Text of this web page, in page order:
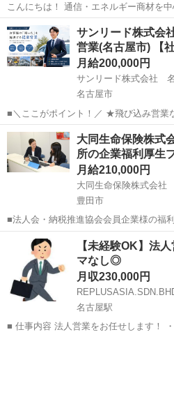
こんにちは！ 通信・エネルギー商材を
Attrape-Reve（アトラップレーヴ）】です。 今回は【蓄電池の
営業スタッフ】を大募集！ ⸻ 📌【お仕事内容】 ルートで蓄電池の
ご案内を行っ...
愛知 名古屋市 名古屋城駅
サンリード株式会
営業(名古屋市) 【
月給200,000円
サンリード株式会社
名古屋市
■＼ここがポイント！／ ★飛び込み営業なし！ ★年間休日123日！ ★
土日祝休み！ ★残業ほぼなし！定時退
績3.3ヶ月分） ★既存のお客様中心のルート営業！ ～
～・～・～・～・...
愛知 名古屋市 代理店営業
大同生命保険株
所の企業福利厚生
月給210,000円
大同生命保険株式会
豊田市
■法人会・納税推進協会会員企業様の福
きなどをお任せします。 家庭訪問では
と出向き、当社のお薦めするプランの
問や知人・友人への保険勧誘は一切あ...
愛知 豊田市 代理店営業
【未経験OK】法
マなし◎
月収230,000円
名古屋駅
■ 仕事内容 法人営業をお任せします！ ・新規企業への提案営業 ・既